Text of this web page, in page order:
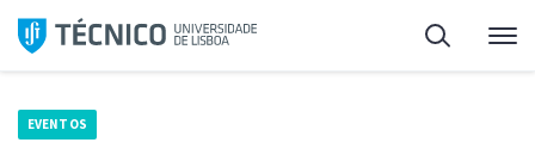
Saltar
para
Pesquisa
EVENTOS